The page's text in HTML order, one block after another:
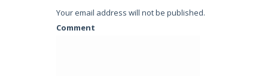
Your email address will not be published.
Comment